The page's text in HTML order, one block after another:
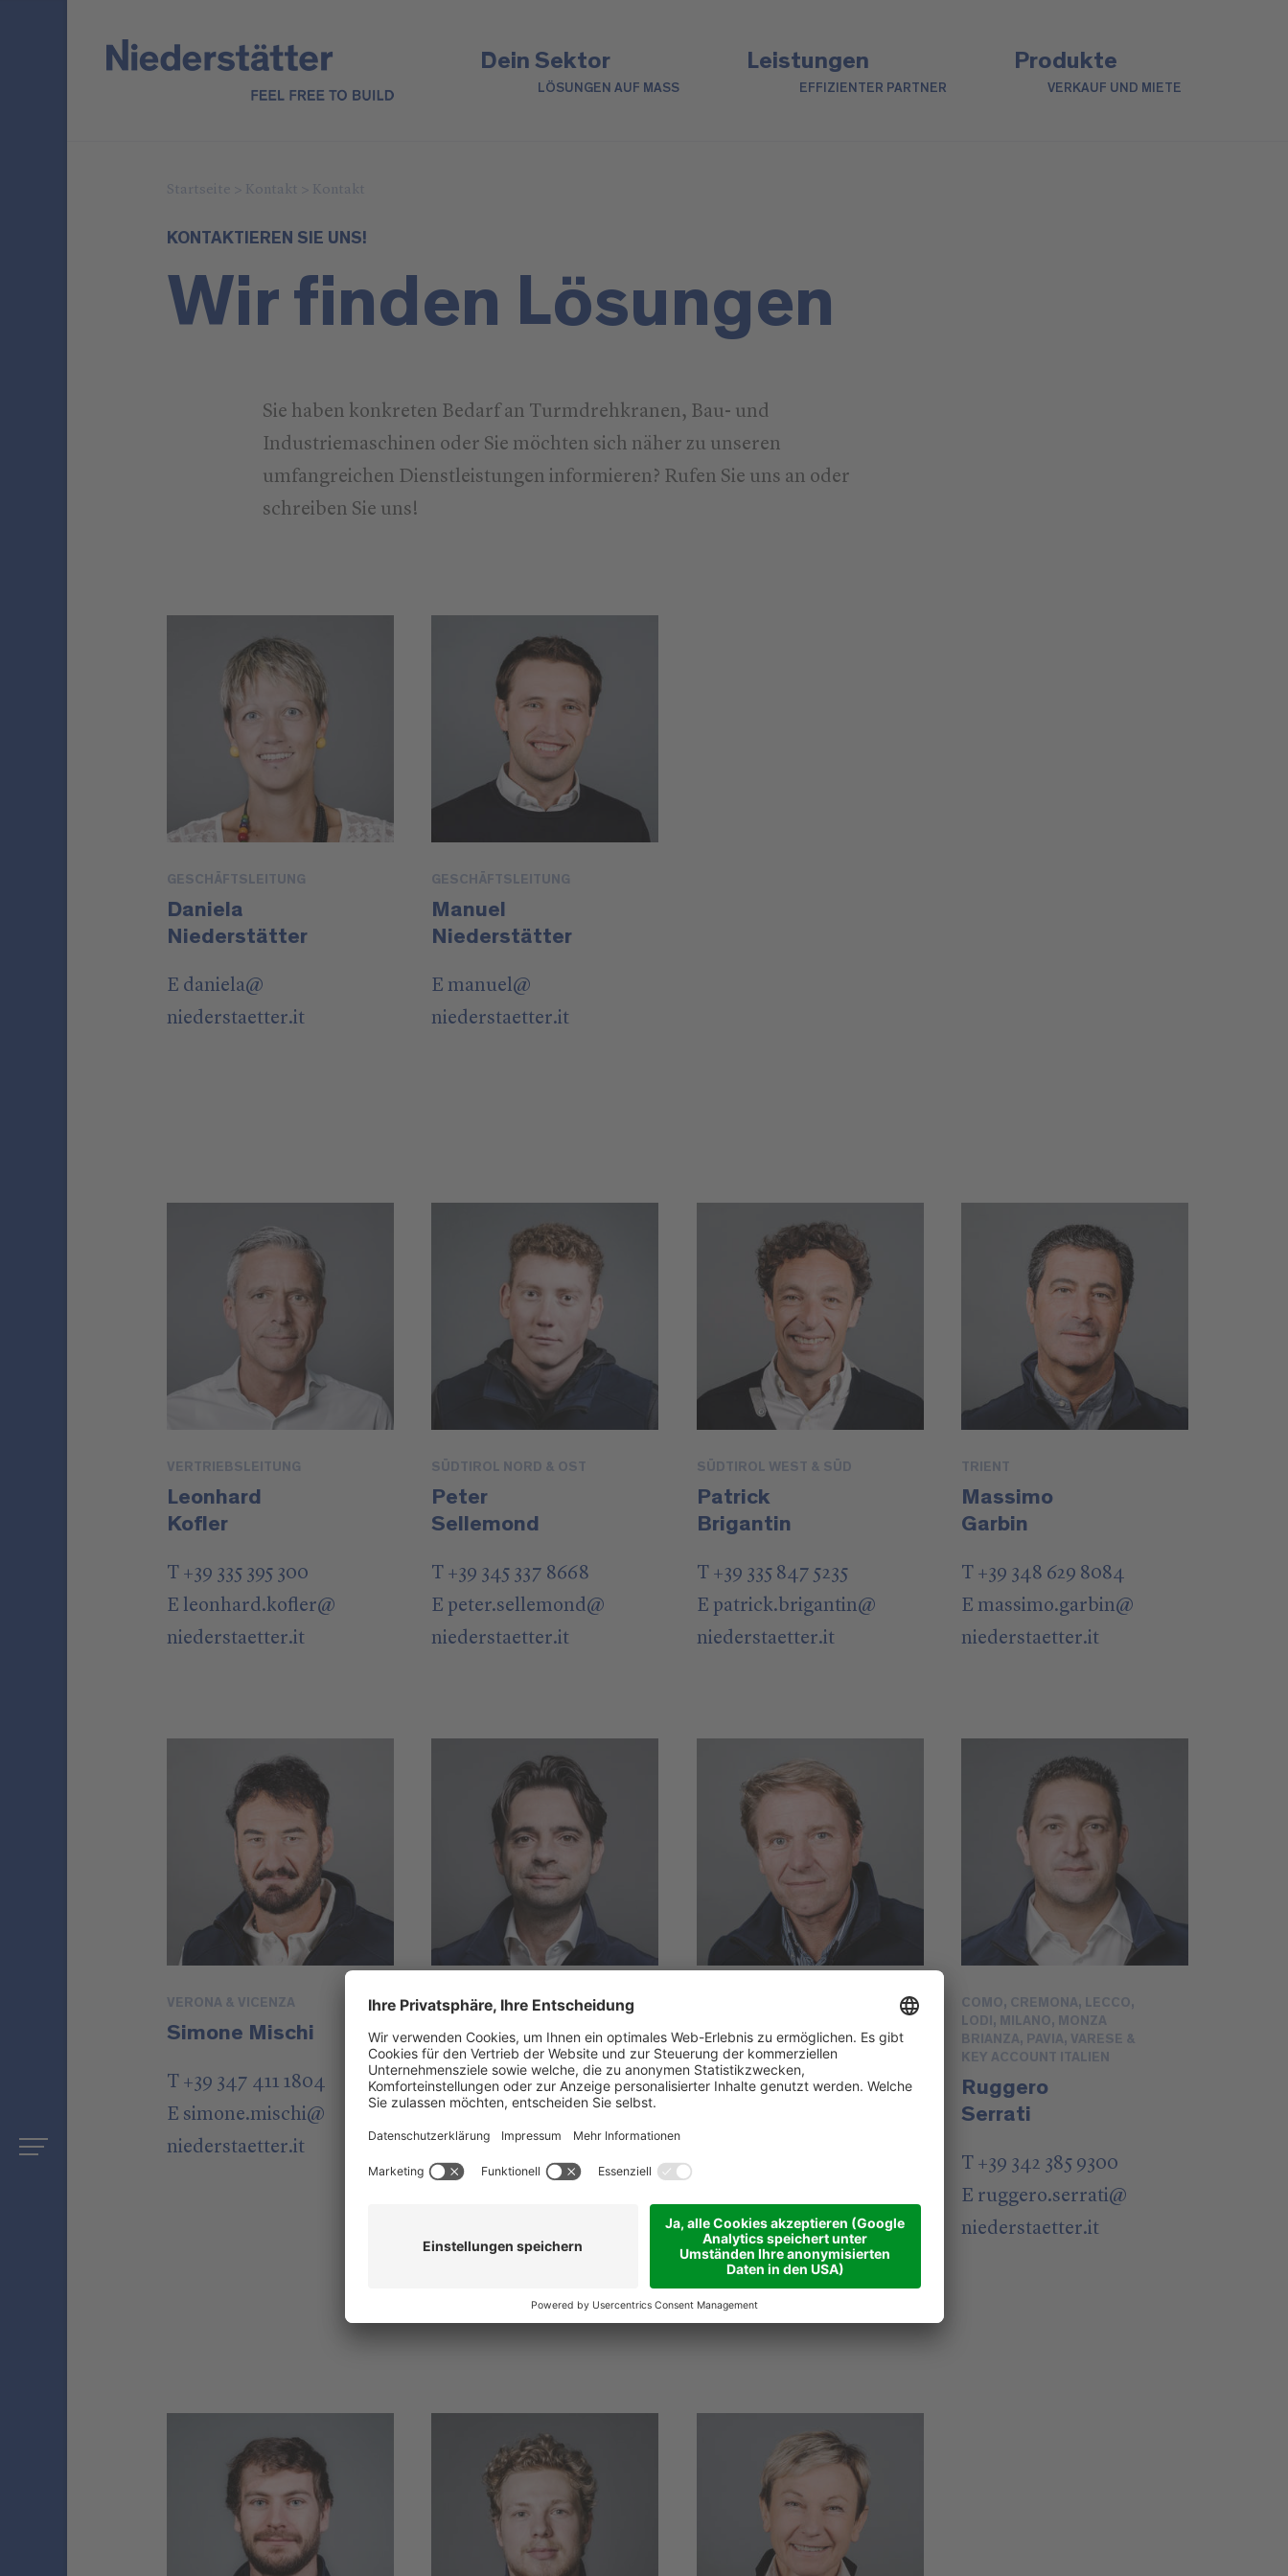
Dein Sektor
LÖSUNGEN AUF MASS
Leistungen
EFFIZIENTER PARTNER
Produkte
VERKAUF UND MIETE
KONTAKTIEREN SIE UNS!
Wir finden Lösungen
Sie haben konkreten Bedarf an Turmdrehkranen, Bau- und
Industriemaschinen oder Sie möchten sich näher zu unseren
umfangreichen Dienstleistungen informieren? Rufen Sie uns an oder
schreiben Sie uns!
GESCHÄFTSLEITUNG
Daniela
Niederstätter
E daniela@
niederstaetter.it
GESCHÄFTSLEITUNG
Manuel
Niederstätter
E manuel@
niederstaetter.it
VERTRIEBSLEITUNG
Leonhard
Kofler
T +39 335 395 300
E leonhard.kofler@
niederstaetter.it
SÜDTIROL NORD & OST
Peter
Sellemond
T +39 345 337 8668
E peter.sellemond@
niederstaetter.it
SÜDTIROL WEST & SÜD
Patrick
Brigantin
T +39 335 847 5235
E patrick.brigantin@
niederstaetter.it
TRIENT
Massimo
Garbin
T +39 348 629 8084
E massimo.garbin@
niederstaetter.it
VERONA & VICENZA
Simone Mischi
T +39 347 411 1804
E simone.mischi@
niederstaetter.it
TREVISO & PORDENONE
Emanuele
Pastorello
T +39 340 056 8188
Eemanuele.pastorello
@ niederstaetter.it
Natalino
Kratter
COMO, CREMONA, LECCO,
LODI, MILANO, MONZA
BRIANZA, PAVIA, VARESE &
KEY ACCOUNT ITALIEN
Ruggero
Serrati
T +39 342 385 9300
E ruggero.serrati@
niederstaetter.it
Startseite > Kontakt > Kontakt